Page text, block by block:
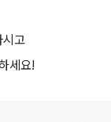
시고
세요!